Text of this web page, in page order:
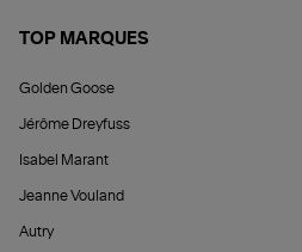
TOP MARQUES
Golden Goose
Jérôme Dreyfuss
Isabel Marant
Jeanne Vouland
Autry